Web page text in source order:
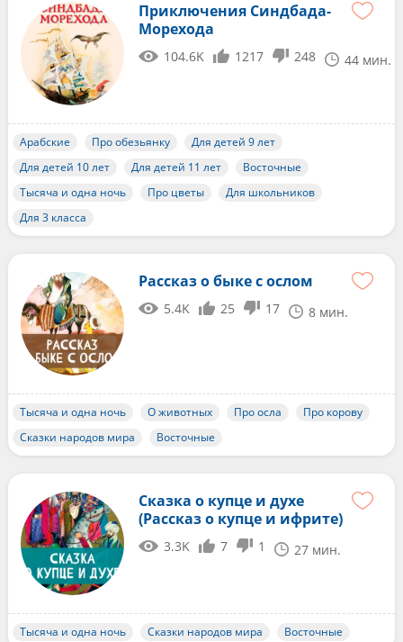
Приключения Синдбада-
Морехода
104.6K 1217 248 44 мин.
Арабские Про обезьянку
Для детей 9 лет
Для детей 10 лет
Для детей 11 лет
Восточные
Тысяча и одна ночь
Про цветы
Для школьников
Для 3 класса
Рассказ о быке с ослом
5.4K 25 17 8 мин.
Тысяча и одна ночь О животных Про осла
Про корову
Сказки народов мира
Восточные
Сказка о купце и духе
(Рассказ о купце и ифрите)
3.3K 7 1 27 мин.
Тысяча и одна ночь Сказки народов мира Восточные